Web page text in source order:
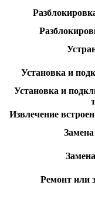
Установка и
Установка и
Извлечение
Ремонт или